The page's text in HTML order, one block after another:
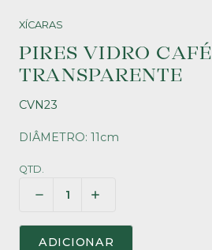
XÍCARAS
PIRES VIDRO CAFÉ
TRANSPARENTE
CVN23
DIÂMETRO: 11cm
QTD.
ADICIONAR